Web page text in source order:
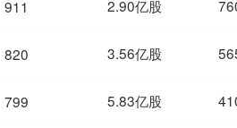
911 2.90亿股
820 3.56亿股
799 5.83亿股